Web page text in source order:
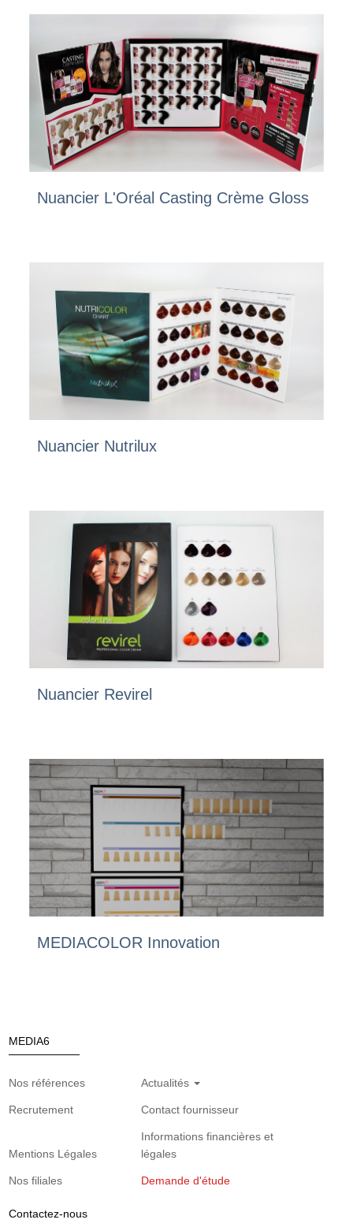
Nuancier L'Oréal Casting Crème Gloss
Nuancier Nutrilux
Nuancier Revirel
MEDIACOLOR Innovation
MEDIA6
Nos références Actualités
Recrutement Contact fournisseur
Mentions Légales
Informations financières et
légales
Nos filiales Demande d'étude
Contactez-nous